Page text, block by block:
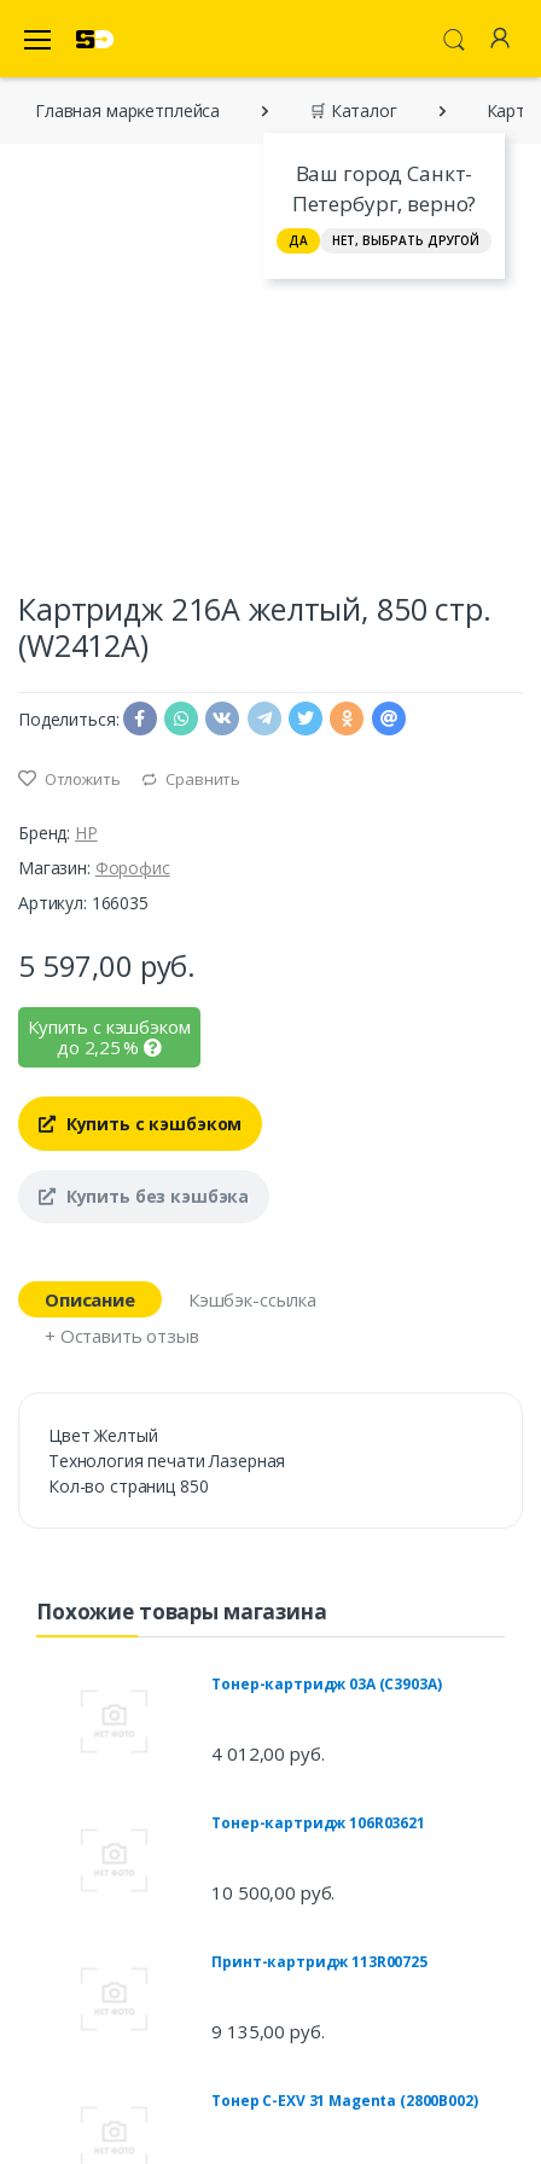
Ваш город Санкт-
Петербург, верно?
ДА НЕТ, ВЫБРАТЬ ДРУГОЙ
Главная марĸетплейса 🛒 Каталог
Картридж 216A желтый, 850 стр.
(W2412A)
Поделиться:
Отложить Сравнить
Бренд: HP
Магазин: Форофис
Артикул: 166035
5 597,00 руб.
Купить с кэшбэком
до 2,25%
Купить с кэшбэком
Купить без кэшбэка
Описание
Кэшбэк-ссылка
+ Оставить отзыв
Цвет Желтый
Технология печати Лазерная
Кол-во страниц 850
Похожие товары магазина
Тонер-картридж 03A (C3903A)
4 012,00 руб.
Тонер-картридж 106R03621
10 500,00 руб.
Принт-картридж 113R00725
9 135,00 руб.
Тонер C-EXV 31 Magenta (2800B002)